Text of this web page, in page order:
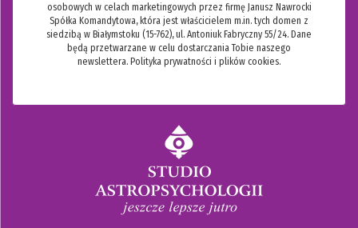
osobowych w celach marketingowych przez firmę Janusz Nawrocki
Spółka Komandytowa, która jest właścicielem m.in. tych domen z
siedzibą w Białymstoku (15-762), ul. Antoniuk Fabryczny 55/24. Dane
będą przetwarzane w celu dostarczania Tobie naszego
newslettera. Polityka prywatności i plików cookies.